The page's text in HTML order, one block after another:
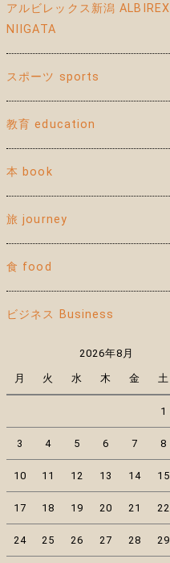
アルビレックス新潟 ALBIREX
NIIGATA
スポーツ sports
教育 education
本 book
旅 journey
食 food
ビジネス Business
2026年8月
月 火 水 木 金 土
1
3 4 5 6 7 8
10 11 12 13 14 15
17 18 19 20 21 22
24 25 26 27 28 29